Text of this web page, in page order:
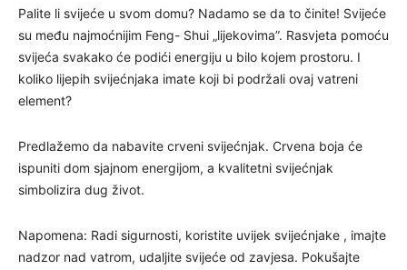
Palite li svijeće u svom domu? Nadamo se da to činite! Svijeće
su među najmoćnijim Feng- Shui „lijekovima”. Rasvjeta pomoću
svijeća svakako će podići energiju u bilo kojem prostoru. I
koliko lijepih svijećnjaka imate koji bi podržali ovaj vatreni
element?
Predlažemo da nabavite crveni svijećnjak. Crvena boja će
ispuniti dom sjajnom energijom, a kvalitetni svijećnjak
simbolizira dug život.
Napomena: Radi sigurnosti, koristite uvijek svijećnjake , imajte
nadzor nad vatrom, udaljite svijeće od zavjesa. Pokušajte